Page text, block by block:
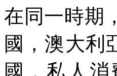
在同一時期
國，澳大利
國，私人消